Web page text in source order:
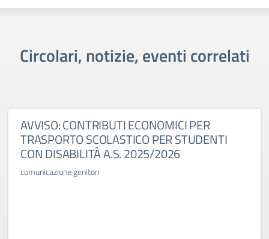
Circolari, notizie, eventi correlati
AVVISO: CONTRIBUTI ECONOMICI PER
TRASPORTO SCOLASTICO PER STUDENTI
CON DISABILITÀ A.S. 2025/2026
comunicazione genitori